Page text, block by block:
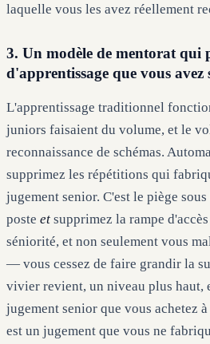
laquelle vous les avez réellement
3. Un modèle de mentorat qui
d'apprentissage que vous avez
L'apprentissage traditionnel
juniors faisaient du volume, et le
reconnaissance de schémas.
supprimez les répétitions qui
jugement senior. C'est le piège
poste et supprimez la rampe
séniorité, et non seulement vous
— vous cessez de faire grandir la
vivier revient, un niveau plus haut,
jugement senior que vous achetez
est un jugement que vous ne